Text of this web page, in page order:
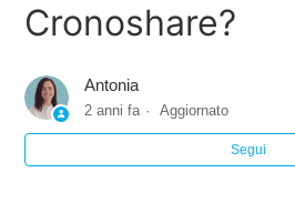
I vantaggi nel far parte di Cronoshare
Registrarsi adesso per trovare
Registro per imprese e autonomi
Cronoshare?
Antonia
2 anni fa Aggiornato
Segui